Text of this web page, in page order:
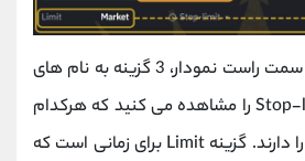
در قسمت 6 تصویر، در سمت راست نمودار، 3 گزینه به نام های
limit و market و Stop-limit را مشاهده می کنید که هرکدام
ویژگی های خاص خود را دارند. گزینه Limit برای زمانی است که